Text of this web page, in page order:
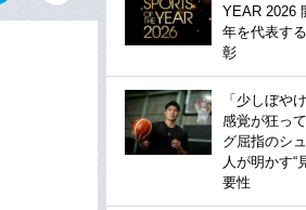
YEAR 2026
年を代表す
彰
「少しぼや
感覚が狂っ
グ屈指のシ
人が明かす“
要性